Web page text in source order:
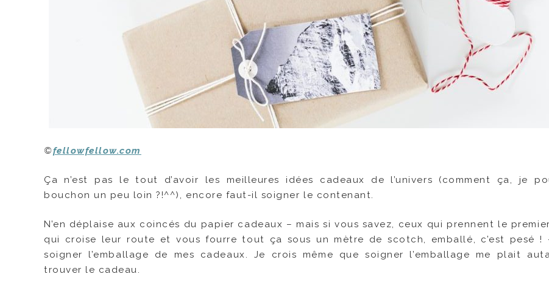
©fellowfellow.com
Ça n’est pas le tout d’avoir les meilleures idées cadeaux de l’univers (comment ça, je
bouchon un peu loin ?!^^), encore faut-il soigner le contenant.
N’en déplaise aux coincés du papier cadeaux – mais si vous savez, ceux qui prennent le
qui croise leur route et vous fourre tout ça sous un mètre de scotch, emballé, c’est pesé !
soigner l’emballage de mes cadeaux. Je crois même que soigner l’emballage me plait
trouver le cadeau.